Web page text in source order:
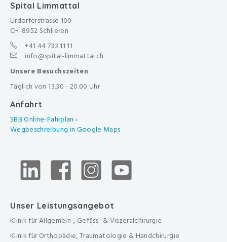
Spital Limmattal
Urdorferstrasse 100
CH-8952 Schlieren
+41 44 733 11 11
info@spital-limmattal.ch
Unsere Besuchszeiten
Täglich von 13.30 - 20.00 Uhr
Anfahrt
SBB Online-Fahrplan ›
Wegbeschreibung in Google Maps
Unser Leistungsangebot
Klinik für Allgemein-, Gefäss- & Viszeralchirurgie
Klinik für Orthopädie, Traumatologie & Handchirurgie